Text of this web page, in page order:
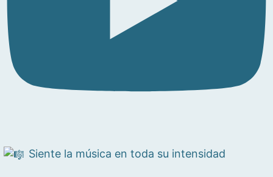
Siente la música en toda su intensidad